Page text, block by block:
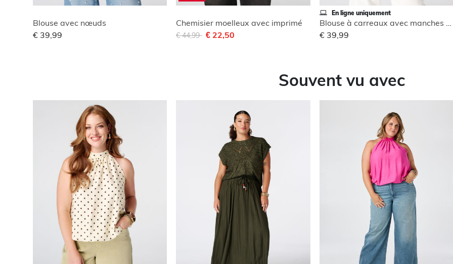
Blouse avec nœuds
€ 39,99
Chemisier moelleux avec imprimé
Remise de
€ 44,99à € 22,50
En ligne uniquement
Blouse à carreaux avec manches bouffantes
€ 39,99
Souvent vu avec